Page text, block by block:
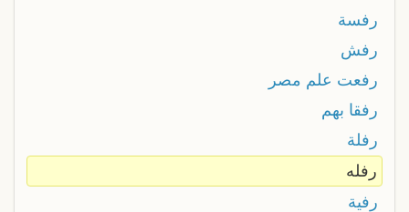
رفسة
رفش
رفعت علم مصر
رفقا بهم
رفلة
رفله
رفية